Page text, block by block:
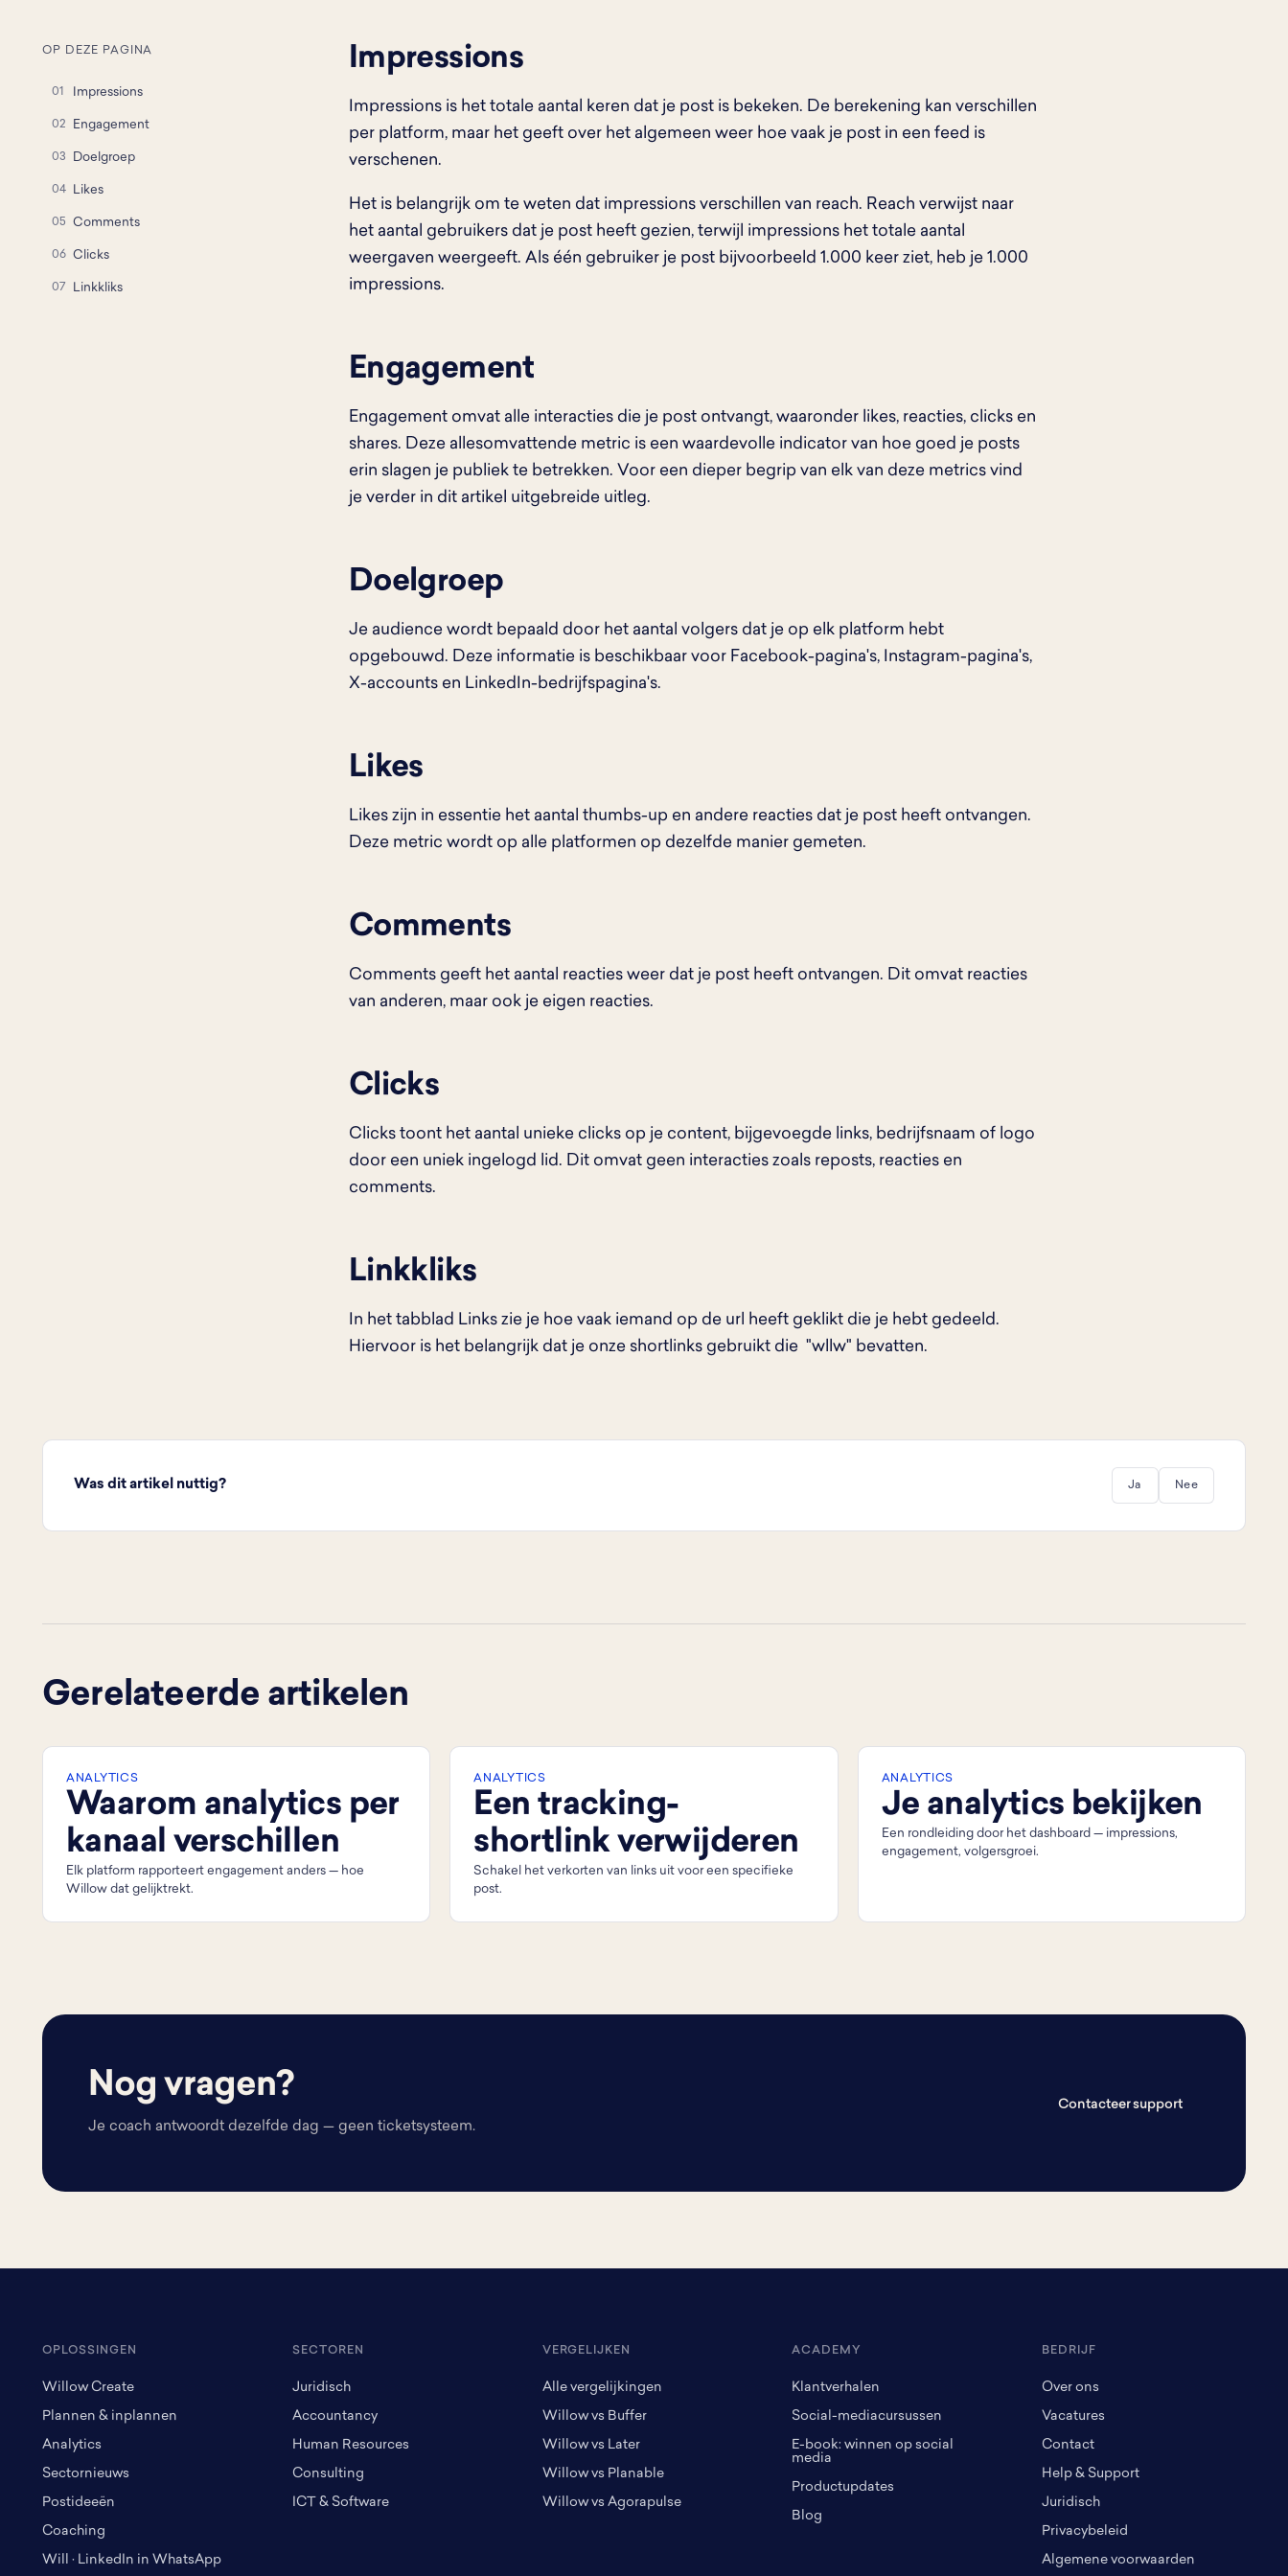
OP DEZE PAGINA
Impressions
Engagement
Doelgroep
Likes
Comments
Clicks
Linkkliks
Impressions
Impressions is het totale aantal keren dat je post is bekeken. De berekening kan verschillen
per platform, maar het geeft over het algemeen weer hoe vaak je post in een feed is
verschenen.
Het is belangrijk om te weten dat impressions verschillen van reach. Reach verwijst naar
het aantal gebruikers dat je post heeft gezien, terwijl impressions het totale aantal
weergaven weergeeft. Als één gebruiker je post bijvoorbeeld 1.000 keer ziet, heb je 1.000
impressions.
Engagement
Engagement omvat alle interacties die je post ontvangt, waaronder likes, reacties, clicks en
shares. Deze allesomvattende metric is een waardevolle indicator van hoe goed je posts
erin slagen je publiek te betrekken. Voor een dieper begrip van elk van deze metrics vind
je verder in dit artikel uitgebreide uitleg.
Doelgroep
Je audience wordt bepaald door het aantal volgers dat je op elk platform hebt
opgebouwd. Deze informatie is beschikbaar voor Facebook-pagina's, Instagram-pagina's,
X-accounts en LinkedIn-bedrijfspagina's.
Likes
Likes zijn in essentie het aantal thumbs-up en andere reacties dat je post heeft ontvangen.
Deze metric wordt op alle platformen op dezelfde manier gemeten.
Comments
Comments geeft het aantal reacties weer dat je post heeft ontvangen. Dit omvat reacties
van anderen, maar ook je eigen reacties.
Clicks
Clicks toont het aantal unieke clicks op je content, bijgevoegde links, bedrijfsnaam of logo
door een uniek ingelogd lid. Dit omvat geen interacties zoals reposts, reacties en
comments.
Linkkliks
In het tabblad Links zie je hoe vaak iemand op de url heeft geklikt die je hebt gedeeld.
Hiervoor is het belangrijk dat je onze shortlinks gebruikt die "wllw" bevatten.
Was dit artikel nuttig? Ja Nee
Gerelateerde artikelen
ANALYTICS
Waarom analytics per
kanaal verschillen
Elk platform rapporteert engagement anders — hoe
Willow dat gelijktrekt.
ANALYTICS
Een tracking-
shortlink verwijderen
Schakel het verkorten van links uit voor een specifieke
post.
ANALYTICS
Je analytics bekijken
Een rondleiding door het dashboard — impressions,
engagement, volgersgroei.
Nog vragen?
Je coach antwoordt dezelfde dag — geen ticketsysteem.
Contacteer support
OPLOSSINGEN
Willow Create
Plannen & inplannen
Analytics
Sectornieuws
Postideeën
Coaching
Will · LinkedIn in WhatsApp
SECTOREN
Juridisch
Accountancy
Human Resources
Consulting
ICT & Software
VERGELIJKEN
Alle vergelijkingen
Willow vs Buffer
Willow vs Later
Willow vs Planable
Willow vs Agorapulse
ACADEMY
Klantverhalen
Social-mediacursussen
E-book: winnen op social
media
Productupdates
Blog
BEDRIJF
Over ons
Vacatures
Contact
Help & Support
Juridisch
Privacybeleid
Algemene voorwaarden